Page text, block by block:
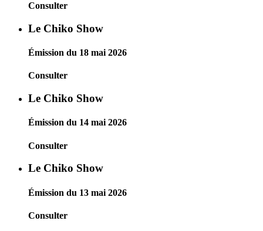
Consulter
Le Chiko Show
Émission du 18 mai 2026
Consulter
Le Chiko Show
Émission du 14 mai 2026
Consulter
Le Chiko Show
Émission du 13 mai 2026
Consulter